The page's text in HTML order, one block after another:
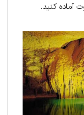
آماده کنید.